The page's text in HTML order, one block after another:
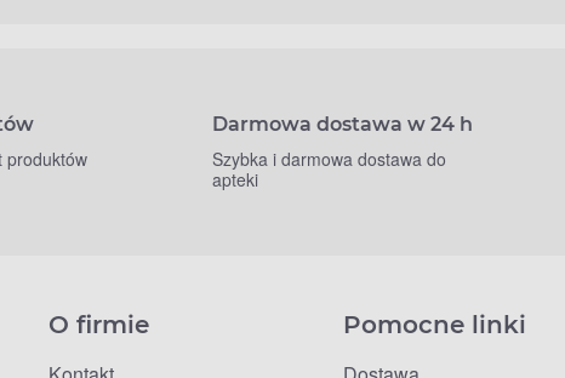
produktów
Darmowa dostawa w 24 h
Szybka i darmowa dostawa do
apteki
O firmie Pomocne linki